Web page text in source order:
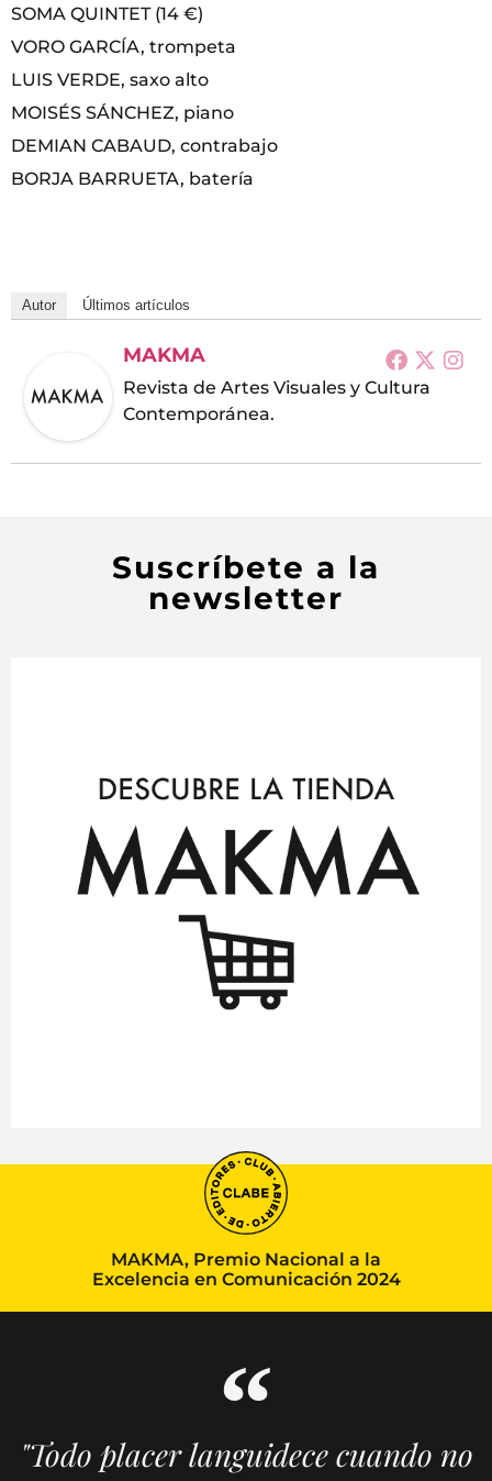
SOMA QUINTET (14 €)
VORO GARCÍA, trompeta
LUIS VERDE, saxo alto
MOISÉS SÁNCHEZ, piano
DEMIAN CABAUD, contrabajo
BORJA BARRUETA, batería
Autor Últimos artículos
MAKMA
Revista de Artes Visuales y Cultura
Contemporánea.
Suscríbete a la
newsletter
MAKMA, Premio Nacional a la
Excelencia en Comunicación 2024
"Todo placer languidece cuando no